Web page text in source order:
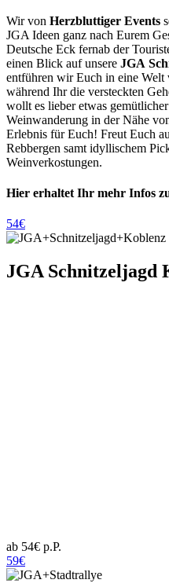
Wir von Herzbluttiger Events
JGA Ideen ganz nach Eurem
Deutsche Eck fernab der
einen Blick auf unsere JGA
entführen wir Euch in eine Welt
während Ihr die versteckten
wollt es lieber etwas
Weinwanderung in der Nähe
Erlebnis für Euch! Freut Euch
Rebbergen samt idyllischem
Weinverkostungen.
Hier erhaltet Ihr mehr Infos
54€
JGA Schnitzeljagd
ab 54€ p.P.
59€